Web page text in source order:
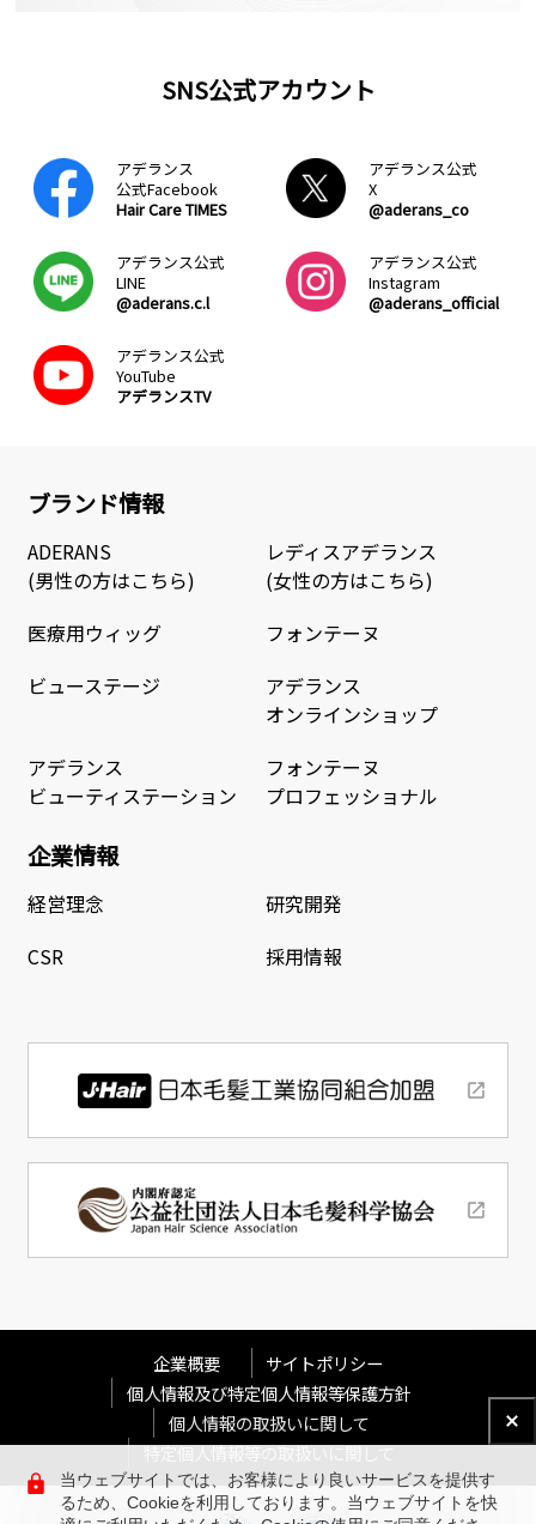
SNS公式アカウント
アデランス
公式Facebook
Hair Care TIMES
アデランス公式
X
@aderans_co
アデランス公式
LINE
@aderans.c.l
アデランス公式
Instagram
@aderans_official
アデランス公式
YouTube
アデランスTV
ブランド情報
ADERANS
(男性の方はこちら)
レディスアデランス
(女性の方はこちら)
医療用ウィッグ
フォンテーヌ
ビューステージ
アデランス
オンラインショップ
アデランス
ビューティステーション
フォンテーヌ
プロフェッショナル
企業情報
経営理念
研究開発
CSR
採用情報
企業概要
サイトポリシー
個人情報及び特定個人情報等保護方針
個人情報の取扱いに関して
特定個人情報等の取扱いに関して
当ウェブサイトでは、お客様により良いサービスを提供す
るため、Cookieを利用しております。当ウェブサイトを快